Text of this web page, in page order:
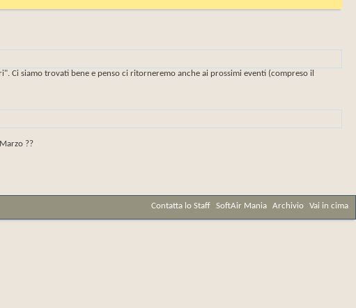
Ci siamo trovati bene e penso ci ritorneremo anche ai prossimi eventi (compreso il
??
Contatta lo Staff SoftAir Mania Archivio Vai in cima